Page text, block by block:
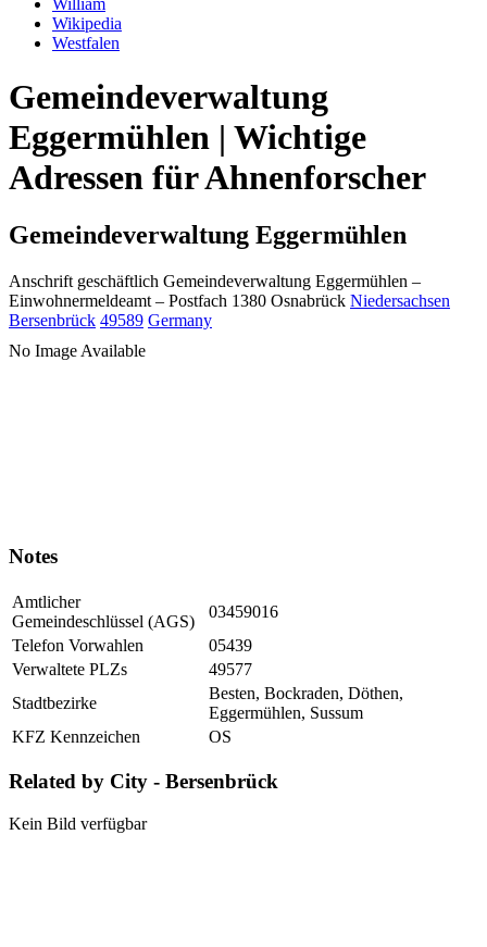
William
Wikipedia
Westfalen
Gemeindeverwaltung
Eggermühlen | Wichtige
Adressen für Ahnenforscher
Gemeindeverwaltung Eggermühlen
Anschrift geschäftlich Gemeindeverwaltung Eggermühlen –
Einwohnermeldeamt – Postfach 1380 Osnabrück Niedersachsen
Bersenbrück 49589 Germany
No Image Available
Notes
Amtlicher
Gemeindeschlüssel (AGS)
03459016
Telefon Vorwahlen
05439
Verwaltete PLZs
49577
Stadtbezirke
Besten, Bockraden, Döthen,
Eggermühlen, Sussum
KFZ Kennzeichen
OS
Related by City - Bersenbrück
Kein Bild verfügbar